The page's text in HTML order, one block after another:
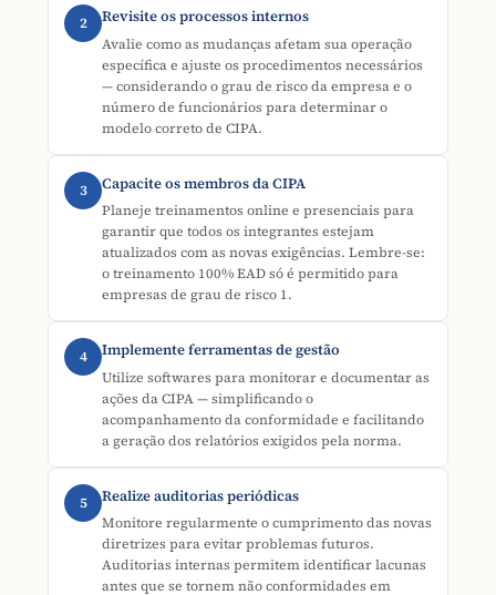
2
Revisite os processos internos
Avalie como as mudanças afetam sua operação
específica e ajuste os procedimentos necessários
— considerando o grau de risco da empresa e o
número de funcionários para determinar o
modelo correto de CIPA.
3
Capacite os membros da CIPA
Planeje treinamentos online e presenciais para
garantir que todos os integrantes estejam
atualizados com as novas exigências. Lembre-se:
o treinamento 100% EAD só é permitido para
empresas de grau de risco 1.
4
Implemente ferramentas de gestão
Utilize softwares para monitorar e documentar as
ações da CIPA — simplificando o
acompanhamento da conformidade e facilitando
a geração dos relatórios exigidos pela norma.
5
Realize auditorias periódicas
Monitore regularmente o cumprimento das novas
diretrizes para evitar problemas futuros.
Auditorias internas permitem identificar lacunas
antes que se tornem não conformidades em